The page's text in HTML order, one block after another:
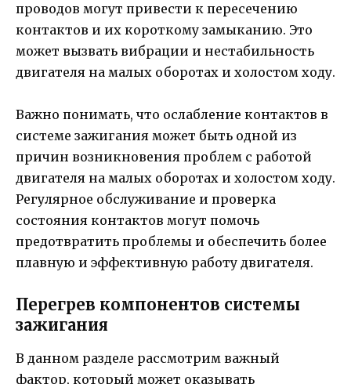
проводов могут привести к пересечению
контактов и их короткому замыканию. Это
может вызвать вибрации и нестабильность
двигателя на малых оборотах и холостом ходу.
Важно понимать, что ослабление контактов в
системе зажигания может быть одной из
причин возникновения проблем с работой
двигателя на малых оборотах и холостом ходу.
Регулярное обслуживание и проверка
состояния контактов могут помочь
предотвратить проблемы и обеспечить более
плавную и эффективную работу двигателя.
Перегрев компонентов системы
зажигания
В данном разделе рассмотрим важный
фактор, который может оказывать